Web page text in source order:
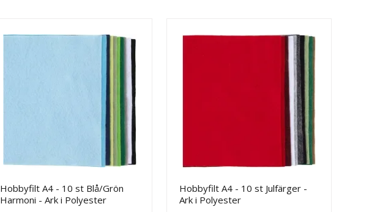
Hobbyfilt A4 - 10 st Blå/Grön
Harmoni - Ark i Polyester
Hobbyfilt A4 - 10 st Julfärger -
Ark i Polyester